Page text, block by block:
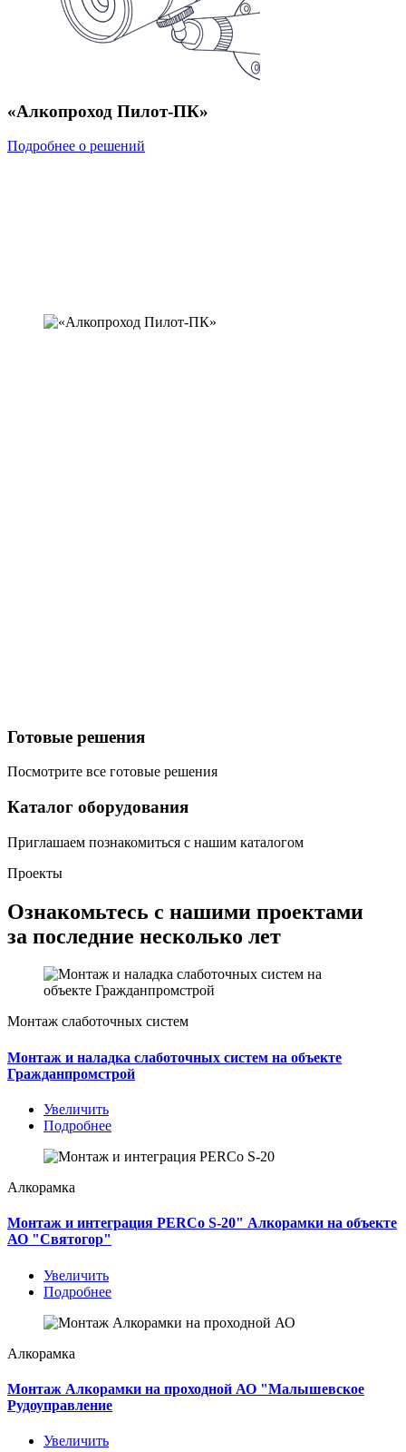
«Алкопроход Пилот-ПК»
Подробнее о решений
Готовые решения
Посмотрите все готовые решения
Каталог оборудования
Приглашаем познакомиться с нашим каталогом
Проекты
Ознакомьтесь с нашими проектами
за последние несколько лет
Монтаж слаботочных систем
Монтаж и наладка слаботочных систем на объекте
Гражданпромстрой
Увеличить
Подробнее
Алкорамка
Монтаж и интеграция PERCo S-20" Алкорамки на объекте
АО "Святогор"
Увеличить
Подробнее
Алкорамка
Монтаж Алкорамки на проходной АО "Малышевское
Рудоуправление
Увеличить